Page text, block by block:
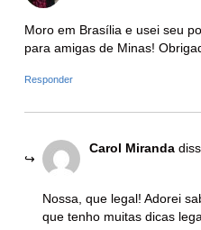
Moro em Brasília e usei seu
para amigas de Minas!
Responder
Carol Miranda
Nossa, que legal! Adorei
que tenho muitas dicas